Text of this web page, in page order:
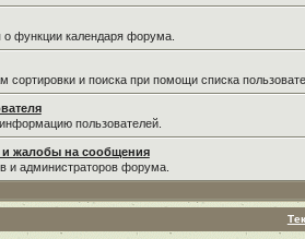
функции календаря форума.
сортировки и поиска при помощи списка
пользователей.
жалобы на сообщения
и администраторов форума.